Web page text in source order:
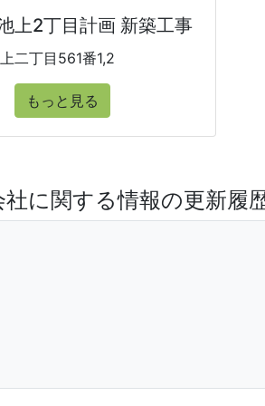
上2丁目計画 新築工事
二丁目561番1,2
もっと見る
に関する情報の更新履